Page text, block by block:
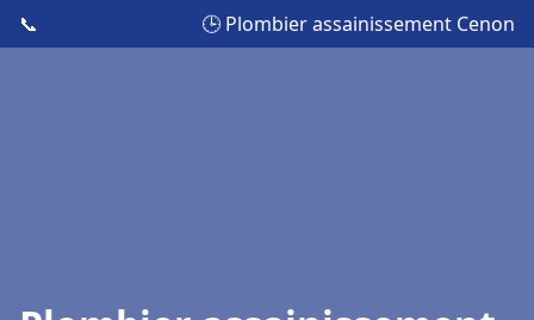
📞 🕒 Plombier assainissement Cenon